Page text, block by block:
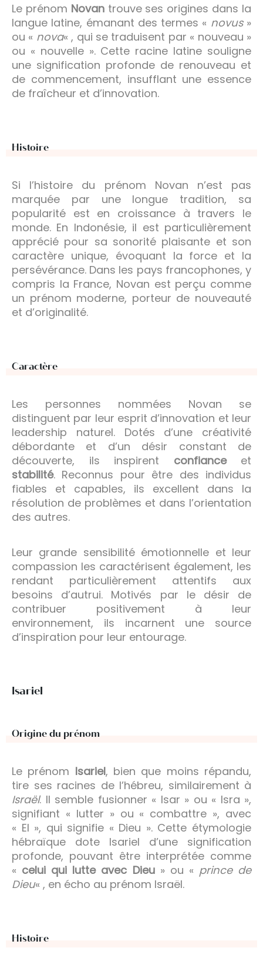
Le prénom Novantrouve ses origines dans la
langue latine, émanant des termes « novus»
ou « nova« , qui se traduisent par « nouveau »
ou « nouvelle ». Cette racine latine souligne
une signification profonde de renouveau et
de commencement, insufflant une essence
de fraîcheur et d’innovation.
Histoire
Si l’histoire du prénom Novan n’est pas
marquée par une longue tradition, sa
popularité est en croissance à travers le
monde. En Indonésie, il est particulièrement
apprécié pour sa sonorité plaisante et son
caractère unique, évoquant la force et la
persévérance. Dans les pays francophones, y
compris la France, Novan est perçu comme
un prénom moderne, porteur de nouveauté
et d’originalité.
Caractère
Les personnes nommées Novan se
distinguent par leur esprit d’innovation et leur
leadership naturel. Dotés d’une créativité
débordante et d’un désir constant de
découverte, ils inspirent confianceet
stabilité. Reconnus pour être des individus
fiables et capables, ils excellent dans la
résolution de problèmes et dans l’orientation
des autres.
Leur grande sensibilité émotionnelle et leur
compassion les caractérisent également, les
rendant particulièrement attentifs aux
besoins d’autrui. Motivés par le désir de
contribuer positivement à leur
environnement, ils incarnent une source
d’inspiration pour leur entourage.
Isariel
Origine du prénom
Le prénom Isariel, bien que moins répandu,
tire ses racines de l’hébreu, similairement à
Israël. Il semble fusionner « Isar » ou « Isra »,
signifiant « lutter » ou « combattre », avec
« El », qui signifie « Dieu ». Cette étymologie
hébraïque dote Isariel d’une signification
profonde, pouvant être interprétée comme
« celui qui lutte avec Dieu» ou « prince de
Dieu« , en écho au prénom Israël.
Histoire